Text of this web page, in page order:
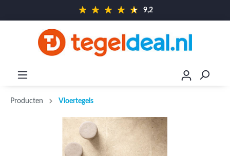
9,2
Producten Vloertegels